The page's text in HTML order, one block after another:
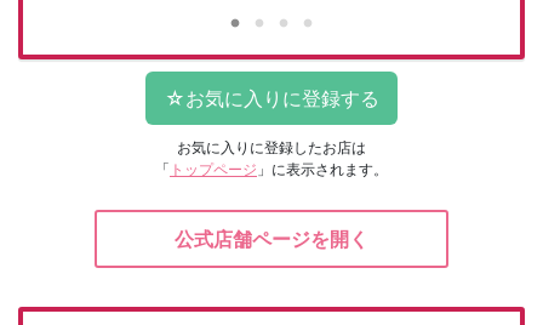
お気に入りに登録したお店は
「 トップページ 」に表示されます。
公式店舗ページを開く